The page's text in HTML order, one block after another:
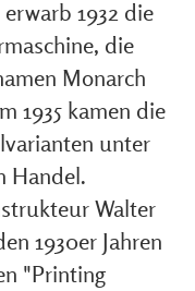
1932 die
die
Monarch
1935 kamen die
unter
Handel.
Walter
1930er Jahren
"Printing